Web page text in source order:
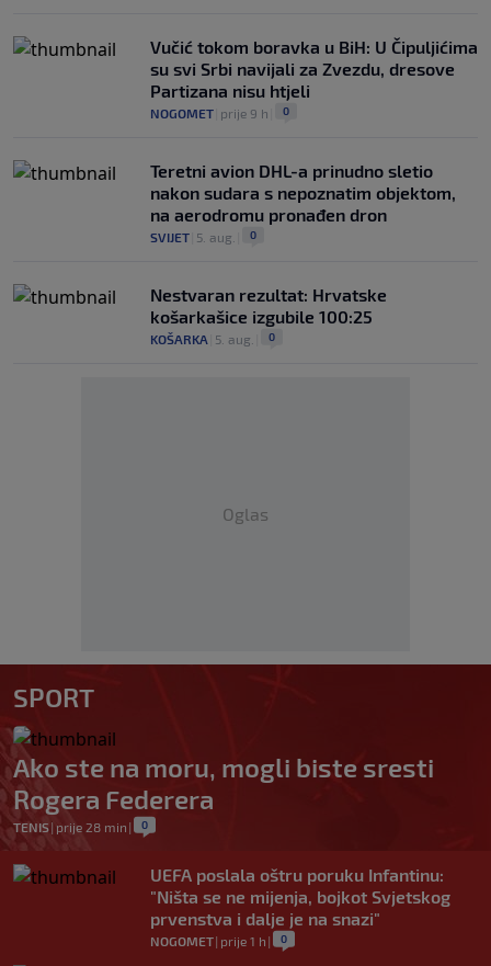
Vučić tokom boravka u BiH: U Čipuljićima
su svi Srbi navijali za Zvezdu, dresove
Partizana nisu htjeli
NOGOMET prije 9 h 0
Teretni avion DHL-a prinudno sletio
nakon sudara s nepoznatim objektom,
na aerodromu pronađen dron
SVIJET 5. aug. 0
Nestvaran rezultat: Hrvatske
košarkašice izgubile 100:25
KOŠARKA 5. aug. 0
Oglas
SPORT
Ako ste na moru, mogli biste sresti
Rogera Federera
TENIS| prije 28 min | 0
UEFA poslala oštru poruku Infantinu:
"Ništa se ne mijenja, bojkot Svjetskog
prvenstva i dalje je na snazi"
NOGOMET| prije 1 h | 0